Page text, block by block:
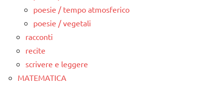
poesie / tempo atmosferico
poesie / vegetali
racconti
recite
scrivere e leggere
MATEMATICA